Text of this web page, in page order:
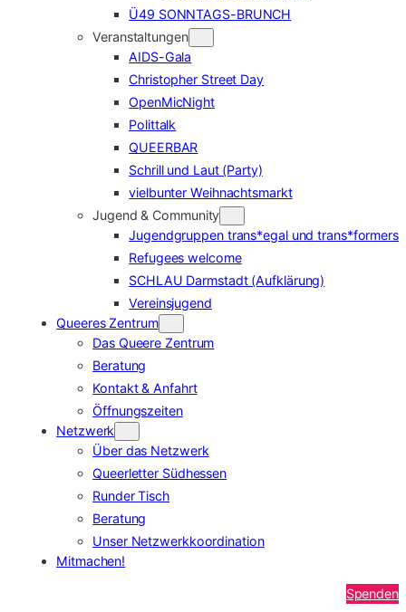
Ü49 SONNTAGS-BRUNCH
Veranstaltungen
AIDS-Gala
Christopher Street Day
OpenMicNight
Polittalk
QUEERBAR
Schrill und Laut (Party)
vielbunter Weihnachtsmarkt
Jugend & Community
Jugendgruppen trans*egal und trans*formers
Refugees welcome
SCHLAU Darmstadt (Aufklärung)
Vereinsjugend
Queeres Zentrum
Das Queere Zentrum
Beratung
Kontakt & Anfahrt
Öffnungszeiten
Netzwerk
Über das Netzwerk
Queerletter Südhessen
Runder Tisch
Beratung
Unser Netzwerkkoordination
Mitmachen!
Spenden